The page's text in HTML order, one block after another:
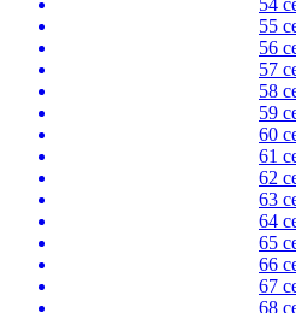
54
55
56
57
58
59
60
61
62
63
64
65
66
67
68